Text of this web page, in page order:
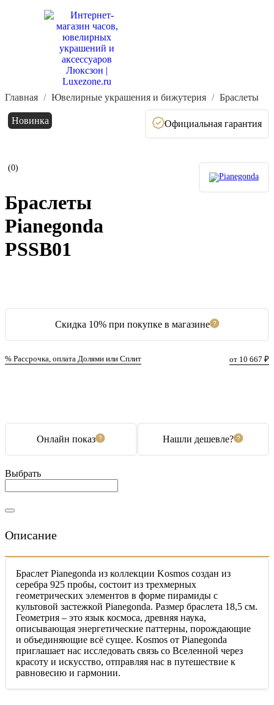
Главная Ювелирные украшения и бижутерия Браслеты
Новинка Официальная гарантия
(0)
Скидка 10% при покупке в магазине
% Рассрочка, оплата Долями или Сплит от 10 667 ₽
Браслеты
Pianegonda
PSSB01
Онлайн показ Нашли дешевле?
Выбрать
Описание
Браслет Pianegonda из коллекции Kosmos создан из
серебра 925 пробы, состоит из трехмерных
геометрических элементов в форме пирамиды с
культовой застежкой Pianegonda. Размер браслета 18,5 см.
Геометрия – это язык космоса, древняя наука,
описывающая энергетические паттерны, порождающие
и объединяющие всё сущее. Kosmos от Pianegonda
приглашает нас исследовать связь со Вселенной через
красоту и искусство, отправляя нас в путешествие к
равновесию и гармонии.